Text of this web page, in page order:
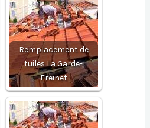
Remplacement de
tuiles La Garde-
Freinet